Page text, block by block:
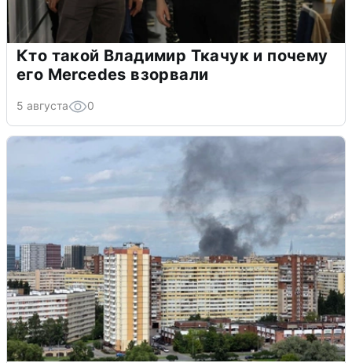
Кто такой Владимир Ткачук и почему
его Mercedes взорвали
5 августа 0